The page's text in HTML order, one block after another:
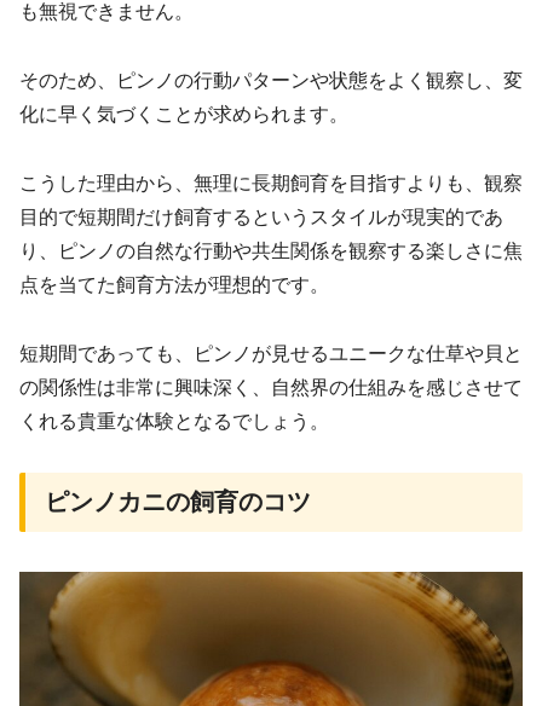
も無視できません。
そのため、ピンノの行動パターンや状態をよく観察し、変
化に早く気づくことが求められます。
こうした理由から、無理に長期飼育を目指すよりも、観察
目的で短期間だけ飼育するというスタイルが現実的であ
り、ピンノの自然な行動や共生関係を観察する楽しさに焦
点を当てた飼育方法が理想的です。
短期間であっても、ピンノが見せるユニークな仕草や貝と
の関係性は非常に興味深く、自然界の仕組みを感じさせて
くれる貴重な体験となるでしょう。
ピンノカニの飼育のコツ